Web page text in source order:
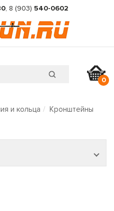
, 8 (903) 540-0602
0
и кольца
Кронштейны